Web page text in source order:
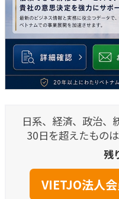
日系、経済、政治、
30日を超えたもの
残